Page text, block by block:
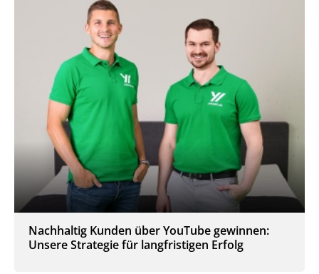
Nachhaltig Kunden über YouTube gewinnen:
Unsere Strategie für langfristigen Erfolg